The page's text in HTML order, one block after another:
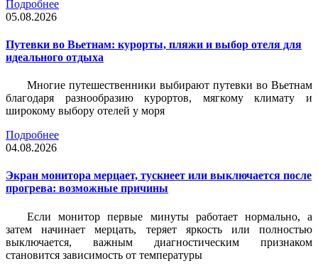
Подробнее
05.08.2026
Путевки во Вьетнам: курорты, пляжи и выбор отеля для
идеального отдыха
Многие путешественники выбирают путевки во Вьетнам
благодаря разнообразию курортов, мягкому климату и
широкому выбору отелей у моря
Подробнее
04.08.2026
Экран монитора мерцает, тускнеет или выключается после
прогрева: возможные причины
Если монитор первые минуты работает нормально, а
затем начинает мерцать, теряет яркость или полностью
выключается, важным диагностическим признаком
становится зависимость от температуры